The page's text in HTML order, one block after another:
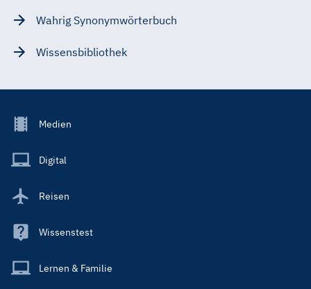
Wahrig Synonymwörterbuch
Wissensbibliothek
Footer
Main
Medien
Digital
Reisen
Wissenstest
Lernen & Familie